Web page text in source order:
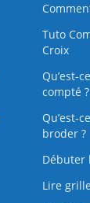
Tuto
Croix
Qu’est-
compté ?
broder ?
Débuter
Lire